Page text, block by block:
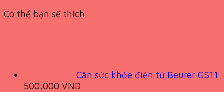
Có thể bạn sẽ thích
Cân sức khỏe điện tử Beurer GS11
500,000 VND